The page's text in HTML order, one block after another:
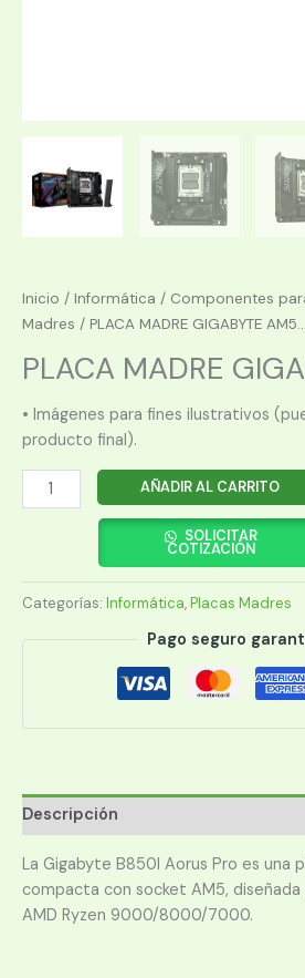
Inicio / Informática / Componentes
Madres / PLACA MADRE GIGABYTE AM5...
PLACA MADRE
• Imágenes para fines ilustrativos
producto final).
PLACA
MADRE
B850I
AORUS
S/R/HDMI/WIFI/2M2/USB3.2/MITX
AÑADIR AL CARRITO
SOLICITAR
COTIZACIÓN
Categorías: Informática,Placas Madres
Pago seguro
Descripción
La Gigabyte B850I Aorus Pro es una
compacta con socket AM5,
AMD Ryzen 9000/8000/7000.